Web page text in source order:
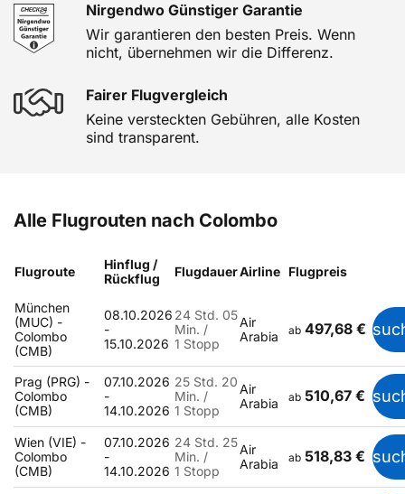
Nirgendwo Günstiger Garantie
Wir garantieren den besten Preis. Wenn
nicht, übernehmen wir die Differenz.
Fairer Flugvergleich
Keine versteckten Gebühren, alle Kosten
sind transparent.
Alle Flugrouten nach Colombo
Flugroute
Hinflug /
Rückflug
FlugdauerAirline Flugpreis
München
(MUC) -
Colombo
(CMB)
08.10.2026
-
15.10.2026
24 Std. 05
Min. /
1 Stopp
Air
Arabia
ab 497,68 €
Prag (PRG) -
Colombo
(CMB)
07.10.2026
-
14.10.2026
25 Std. 20
Min. /
1 Stopp
Air
Arabia
ab 510,67 €
Wien (VIE) -
Colombo
(CMB)
07.10.2026
-
14.10.2026
24 Std. 25
Min. /
1 Stopp
Air
Arabia
ab 518,83 €